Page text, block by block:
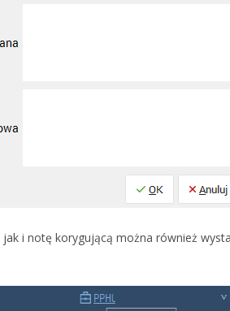
i notę korygującą można również